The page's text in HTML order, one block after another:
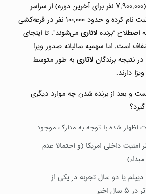
هر ساله میلیونها نفر (۷,۹۰۰,۰۰۰ نفر برای آخرین دوره) از سراسر
جهان در این برنامه ثبت نام کرده و حدود ۱۰۰,۰۰۰ نفر در قرعه‌کشی
اصطلاح “برنده لاتاریمی‌شوند”. تا اینجای
است. اما سهمیه سالیانه صدور ویزا
نتیجه برندگان لاتاریبه طور متوسط
و بعد از برنده شدن چه موارد دیگری
شده با توجه به مدارک موجود
داخلی امریکا (و احتمالا عدم
یا دو سال تجربه در یکی از